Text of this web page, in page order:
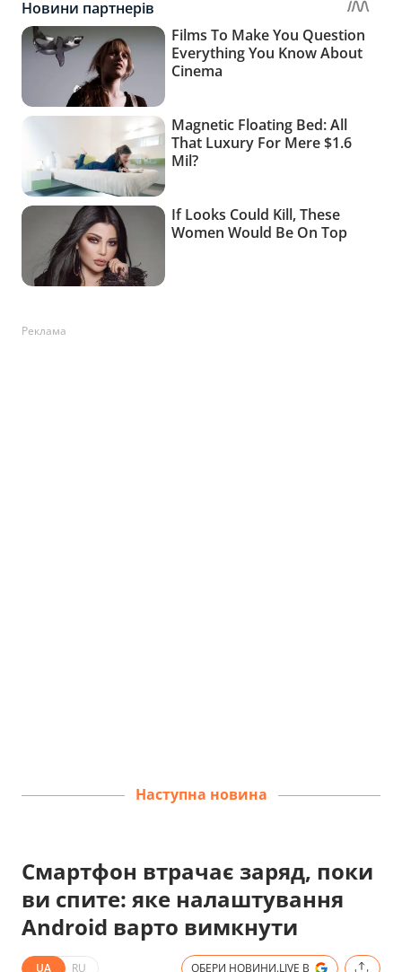
Реклама
Наступна новина
Смартфон втрачає заряд, поки
ви спите: яке налаштування
Android варто вимкнути
UA RU ОБЕРИ НОВИНИ.LIVE В